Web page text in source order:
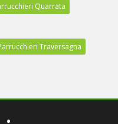
Quarrata
Traversagna